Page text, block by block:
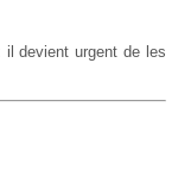
il devient urgent de les